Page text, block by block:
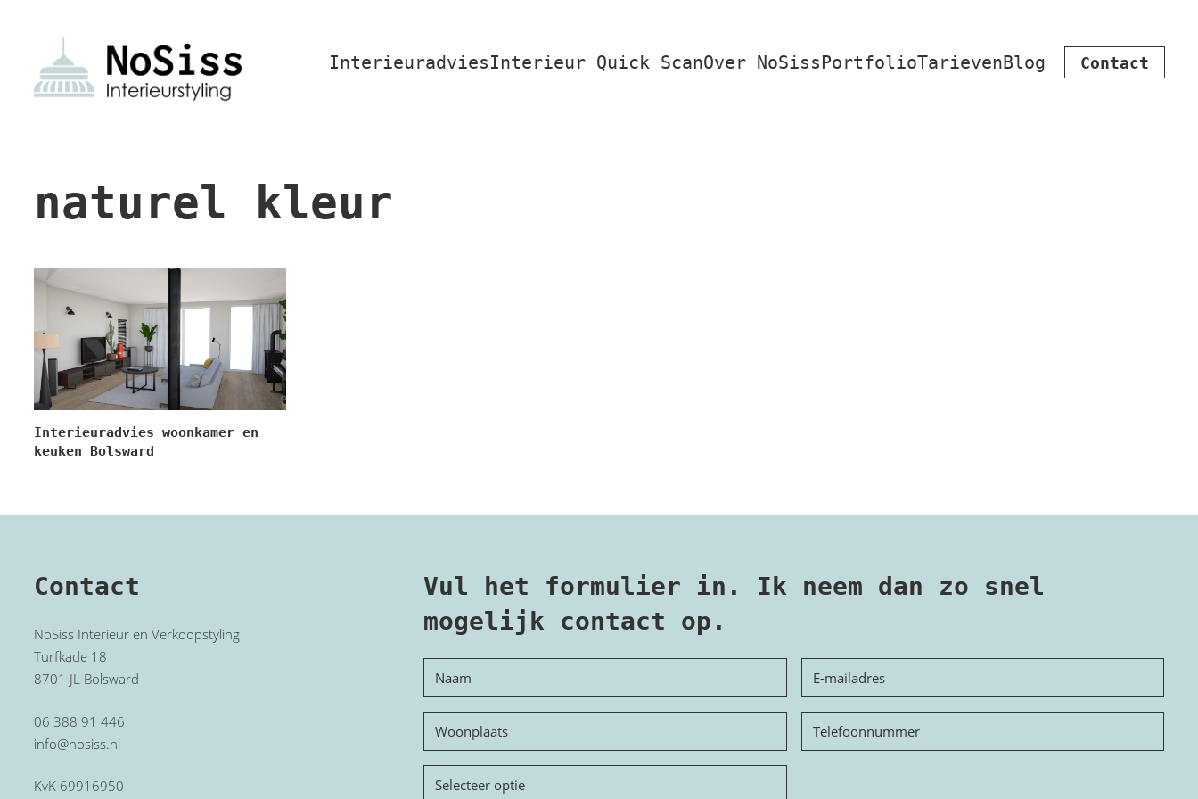
InterieuradviesInterieur Quick ScanOver NoSissPortfolioTarievenBlog Contact
naturel kleur
Interieuradvies woonkamer en
keuken Bolsward
Contact
NoSiss Interieur en Verkoopstyling
Turfkade 18
8701 JL Bolsward
06 388 91 446
info@nosiss.nl
KvK 69916950
Vul het formulier in. Ik neem dan zo snel
mogelijk contact op.
Woonplaats
Telefoon
Onderwerp